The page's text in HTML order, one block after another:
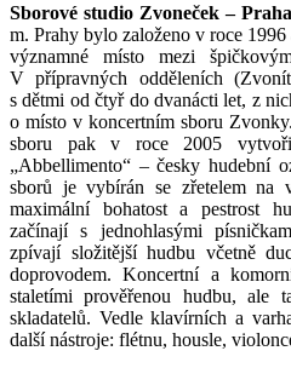
Sborovéstudio Zvoneček – Praha
m. Prahy bylo založeno v roce 1996
významné místo mezi
V přípravných odděleních
s dětmi od čtyř do dvanácti let, z
o místo v koncertním sboru
sboru pak v roce 2005
„Abbellimento“ – česky hudební
sborů je vybírán se zřetelem na
maximální bohatost a pestrost
začínají s jednohlasými
zpívají složitější hudbu včetně
doprovodem. Koncertní a
staletími prověřenou hudbu, ale
skladatelů. Vedle klavírních a
další nástroje: flétnu, housle,